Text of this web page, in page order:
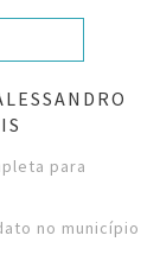
para
no município